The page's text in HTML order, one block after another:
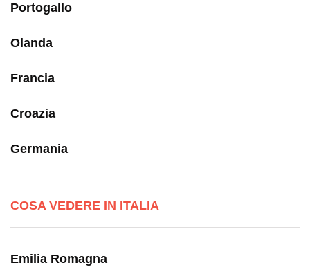
Portogallo
Olanda
Francia
Croazia
Germania
COSA VEDERE IN ITALIA
Emilia Romagna